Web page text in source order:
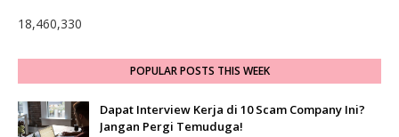
18,460,330
POPULAR POSTS THIS WEEK
Dapat Interview Kerja di 10 Scam Company Ini?
Jangan Pergi Temuduga!